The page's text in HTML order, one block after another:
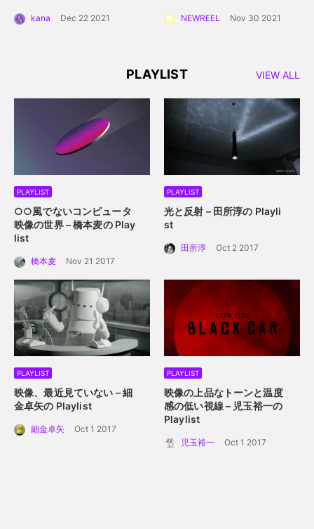
ーデザインと感情移入させ
kana Dec 22 2021
本にするプロジェクト始動
NEWREEL Nov 30 2021
PLAYLIST VIEW ALL
PLAYLIST
○○風でないコンピュータ
映像の世界 – 橋本麦の Play
list
橋本麦 Nov 21 2017
PLAYLIST
光と反射 – 田所淳の Playli
st
田所淳 Oct 2 2017
PLAYLIST
映像、最近見ていない – 細
金卓矢の Playlist
細金卓矢 Oct 1 2017
PLAYLIST
映像の上品なトーンと温度
感の低い視線 – 児玉裕一の
Playlist
児玉裕一 Oct 1 2017